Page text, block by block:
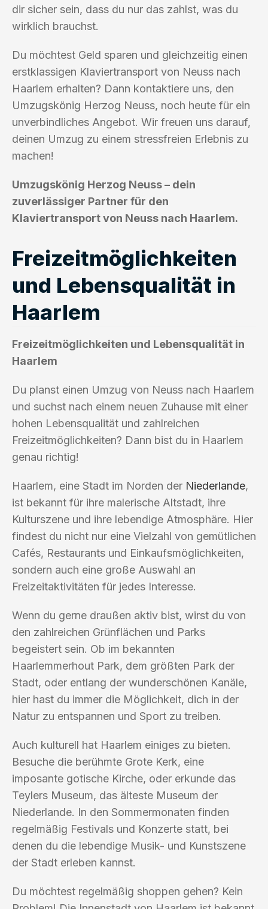
dir sicher sein, dass du nur das zahlst, was du
wirklich brauchst.
Du möchtest Geld sparen und gleichzeitig einen
erstklassigen Klaviertransport von Neuss nach
Haarlem erhalten? Dann kontaktiere uns, den
Umzugskönig Herzog Neuss, noch heute für ein
unverbindliches Angebot. Wir freuen uns darauf,
deinen Umzug zu einem stressfreien Erlebnis zu
machen!
Umzugskönig Herzog Neuss – dein
zuverlässiger Partner für den
Klaviertransport von Neuss nach Haarlem.
Freizeitmöglichkeiten
und Lebensqualität in
Haarlem
Freizeitmöglichkeiten und Lebensqualität in
Haarlem
Du planst einen Umzug von Neuss nach Haarlem
und suchst nach einem neuen Zuhause mit einer
hohen Lebensqualität und zahlreichen
Freizeitmöglichkeiten? Dann bist du in Haarlem
genau richtig!
Haarlem, eine Stadt im Norden der Niederlande,
ist bekannt für ihre malerische Altstadt, ihre
Kulturszene und ihre lebendige Atmosphäre. Hier
findest du nicht nur eine Vielzahl von gemütlichen
Cafés, Restaurants und Einkaufsmöglichkeiten,
sondern auch eine große Auswahl an
Freizeitaktivitäten für jedes Interesse.
Wenn du gerne draußen aktiv bist, wirst du von
den zahlreichen Grünflächen und Parks
begeistert sein. Ob im bekannten
Haarlemmerhout Park, dem größten Park der
Stadt, oder entlang der wunderschönen Kanäle,
hier hast du immer die Möglichkeit, dich in der
Natur zu entspannen und Sport zu treiben.
Auch kulturell hat Haarlem einiges zu bieten.
Besuche die berühmte Grote Kerk, eine
imposante gotische Kirche, oder erkunde das
Teylers Museum, das älteste Museum der
Niederlande. In den Sommermonaten finden
regelmäßig Festivals und Konzerte statt, bei
denen du die lebendige Musik- und Kunstszene
der Stadt erleben kannst.
Du möchtest regelmäßig shoppen gehen? Kein